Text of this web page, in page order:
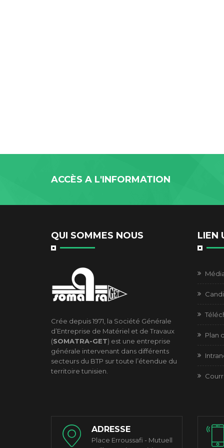
ACCÈS A L'INFORMATION
QUI SOMMES NOUS
Crée depuis 1971, la Société Générale
d’Entreprise de Matériel et de Travaux
(SOMATRA-GET) est une entreprise
générale intervenant dans différents
secteurs du BTP sur toute l’étendue du
territoire tunisien.
LIEN
Plan
ADRESSE
Place Erroussafi - Mutuell